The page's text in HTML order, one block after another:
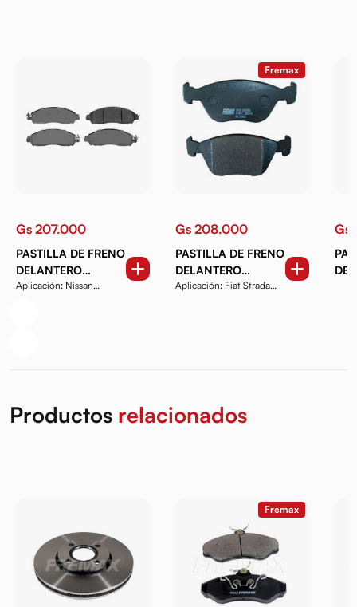
Gs 207.000
PASTILLA DE FRENO
DELANTERO
FREMAX FBP2610
Aplicación: Nissan
Fremax
Gs 208.000
PASTILLA DE FRENO
DELANTERO
FREMAX FBP2959
Aplicación: Fiat Strada
Gs
Productos relacionados
Fremax